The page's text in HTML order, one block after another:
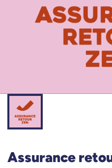
Assurance